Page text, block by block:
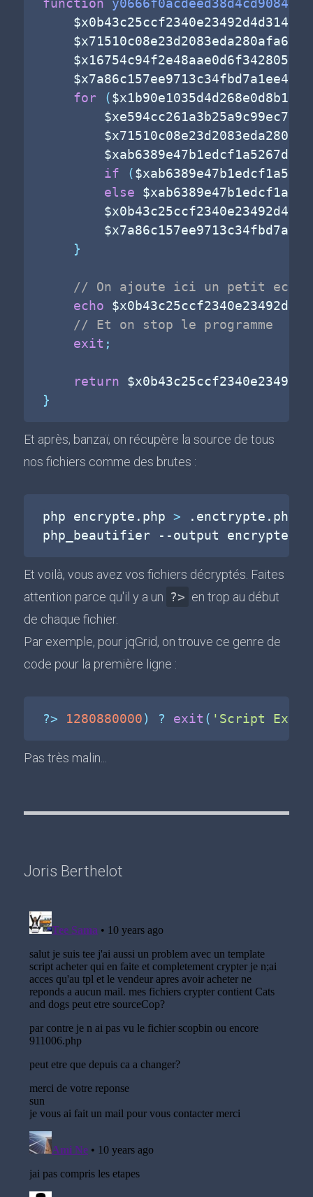
function
for
(
if
(
else
}
// On ajoute ici un petit echo
echo
// Et on stop le programme
exit ;
return
}
Et après, banzaï, on récupère la source de tous
nos fichiers comme des brutes :
php encrypte.php > .enctrypte.php
php_beautifier
--output
Et voilà, vous avez vos fichiers décryptés. Faites
attention parce qu'il y a un ?> en trop au début
de chaque fichier.
Par exemple, pour jqGrid, on trouve ce genre de
code pour la première ligne :
?> 1280880000) ? exit ( 'Script
Pas très malin...
Joris Berthelot